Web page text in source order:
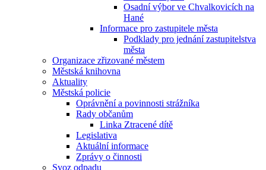
Osadní výbor ve Chvalkovicích na
Hané
Informace pro zastupitele města
Podklady pro jednání zastupitelstva
města
Organizace zřizované městem
Městská knihovna
Aktuality
Městská policie
Oprávnění a povinnosti strážníka
Rady občanům
Linka Ztracené dítě
Legislativa
Aktuální informace
Zprávy o činnosti
Svoz odpadu